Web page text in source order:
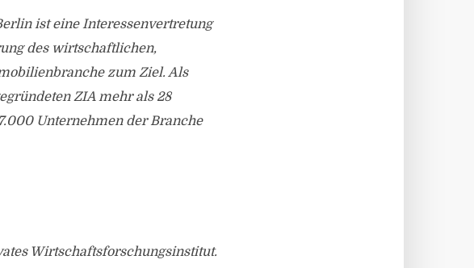
ist eine Interessenvertretung
des wirtschaftlichen,
zum Ziel. Als
ZIA mehr als 28
Unternehmen der Branche
Wirtschaftsforschungsinstitut.